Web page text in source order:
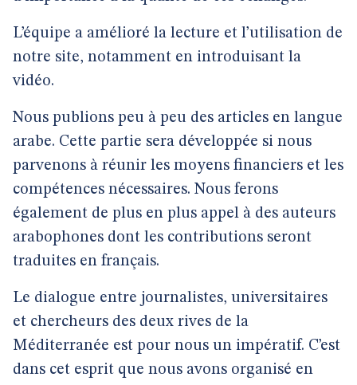
L’équipe a amélioré la lecture et l’utilisation de
notre site, notamment en introduisant la
vidéo.
Nous publions peu à peu des articles en langue
arabe. Cette partie sera développée si nous
parvenons à réunir les moyens financiers et les
compétences nécessaires. Nous ferons
également de plus en plus appel à des auteurs
arabophones dont les contributions seront
traduites en français.
Le dialogue entre journalistes, universitaires
et chercheurs des deux rives de la
Méditerranée est pour nous un impératif. C’est
dans cet esprit que nous avons organisé en